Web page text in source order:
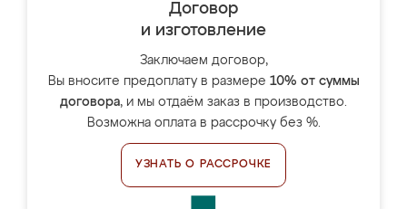
Договор
и изготовление
Заключаем договор,
Вы вносите предоплату в размере 10% от суммы
договора, и мы отдаём заказ в производство.
Возможна оплата в рассрочку без %.
УЗНАТЬ О РАССРОЧКЕ